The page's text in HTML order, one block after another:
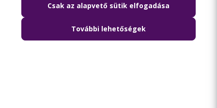
Csak az alapvető sütik elfogadása
További lehetőségek